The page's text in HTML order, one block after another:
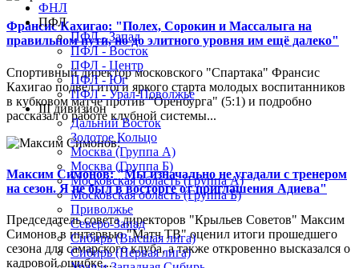
Франсис Кахигао: "Полех, Сорокин и Массалыга на
правильном пути, но до элитного уровня им ещё далеко"
Спортивный директор московского "Спартака" Франсис
Кахигао подвел итоги яркого старта молодых воспитанников
в кубковом матче против "Оренбурга" (5:1) и подробно
рассказал о работе клубной системы...
Максим Симонов: "Мы изначально не угадали с тренером
на сезон. Я не был в восторге от приглашения Адиева"
Председатель совета директоров "Крыльев Советов" Максим
Симонов в интервью "Матч ТВ" оценил итоги прошедшего
сезона для самарского клуба, а также откровенно высказался о
кадровой ошибке...
ФНЛ
ПФЛ
ПФЛ - Запад
ПФЛ - Восток
ПФЛ - Центр
ПФЛ - Юг
ПФЛ - Урал-Поволжье
III дивизион
Дальний Восток
Золотое Кольцо
Москва (Группа А)
Москва (Группа Б)
Московская область (Группа А)
Московская область (Группа Б)
Приволжье
Северо-Запад
Сибирь (Высшая лига)
Сибирь (Первая лига)